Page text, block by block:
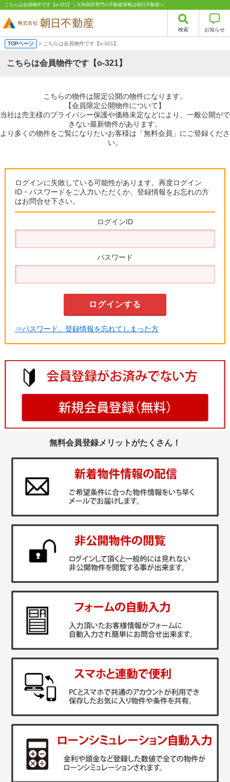
こちらは会員物件です【o-321】｜大和高田専門の不動産情報は朝日不動産へ
検索 お知らせ
TOPページ > こちらは会員物件です【o-321】
こちらは会員物件です【o-321】
こちらの物件は限定公開の物件になります。
【会員限定公開物件について】
当社は売主様のプライバシー保護や価格未定などにより、一般公開がで
きない最新物件があります。
より多くの物件をご覧になりたいお客様は「無料会員」にご登録くださ
い。
ログインに失敗している可能性があります。再度ログイン
ID・パスワードをご入力いただくか、登録情報をお忘れの方
はお問合せ下さい。
ログインID
パスワード
⇒パスワード、登録情報を忘れてしまった方
無料会員登録メリットがたくさん！